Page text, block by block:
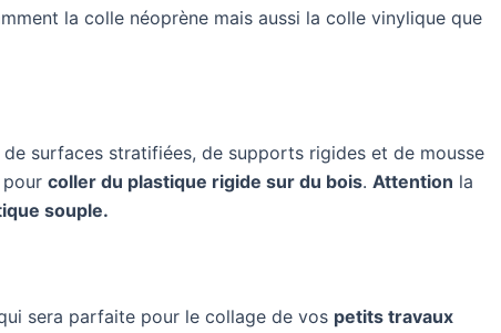
la colle néoprène mais aussi la colle vinylique que
de surfaces stratifiées, de supports rigides et de mousse
pour coller du plastique rigide sur du bois. Attention la
souple.
sera parfaite pour le collage de vos petits travaux